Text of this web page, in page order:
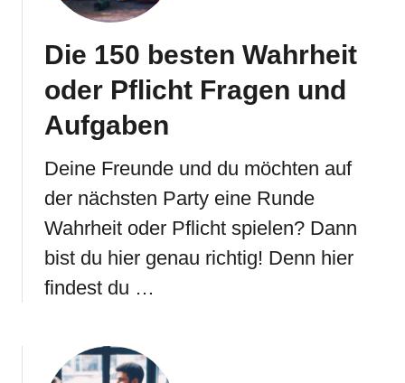
Die 150 besten Wahrheit
oder Pflicht Fragen und
Aufgaben
Deine Freunde und du möchten auf
der nächsten Party eine Runde
Wahrheit oder Pflicht spielen? Dann
bist du hier genau richtig! Denn hier
findest du …